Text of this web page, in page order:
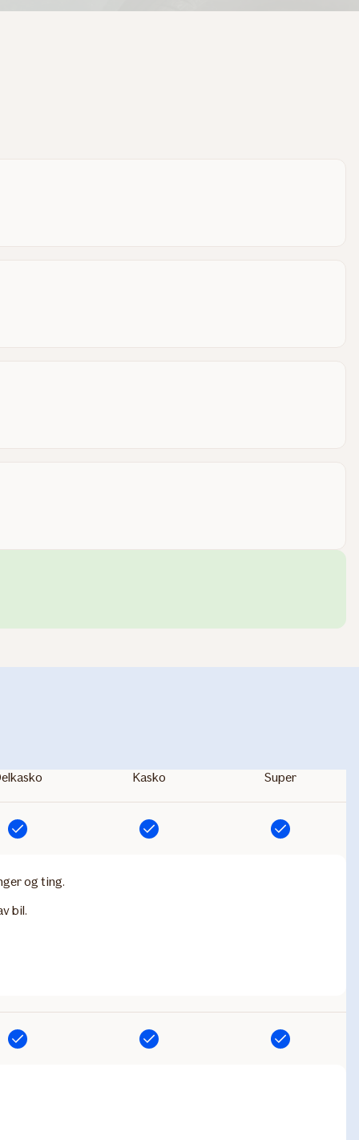
Kasko Super
Inkludert Inkludert Inkludert
og ting.
bil.
Inkludert Inkludert Inkludert